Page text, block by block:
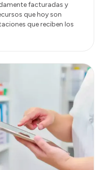
facturadas y
que hoy son
que reciben los